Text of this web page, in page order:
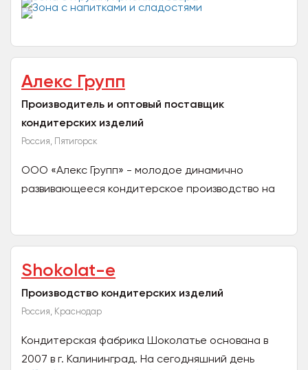
Алекс Групп
Производитель и оптовый поставщик
кондитерских изделий
Россия, Пятигорск
ООО «Алекс Групп» - молодое динамично
развивающееся кондитерское производство на
Shokolat-e
Производство кондитерских изделий
Россия, Краснодар
Кондитерская фабрика Шоколатье основана в
2007 в г. Калининград. На сегодняшний день